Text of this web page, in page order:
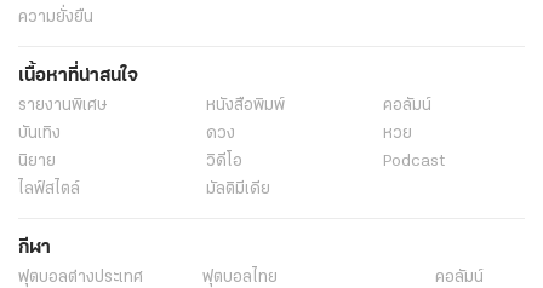
ความยั่งยืน
เนื้อหาที่น่าสนใจ
รายงานพิเศษ หนังสือพิมพ์
คอลัมน์
บันเทิง
ดวง
หวย
นิยาย
วิดีโอ
Podcast
ไลฟ์สไตล์
มัลติมีเดีย
กีฬา
ฟุตบอลต่่างประเทศ ฟุตบอลไทย
คอลัมน์